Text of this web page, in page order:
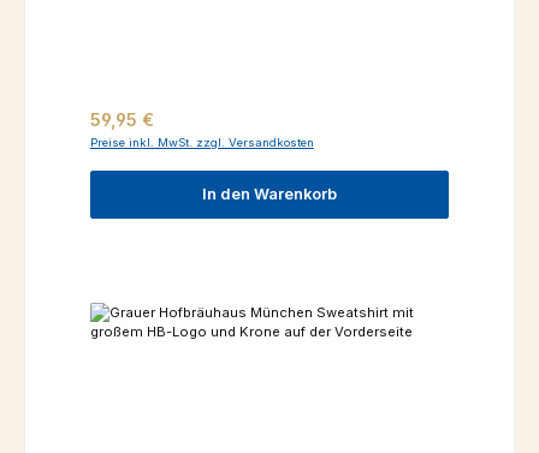
Regulärer Preis:
59,95 €
Preise inkl. MwSt. zzgl. Versandkosten
In den Warenkorb